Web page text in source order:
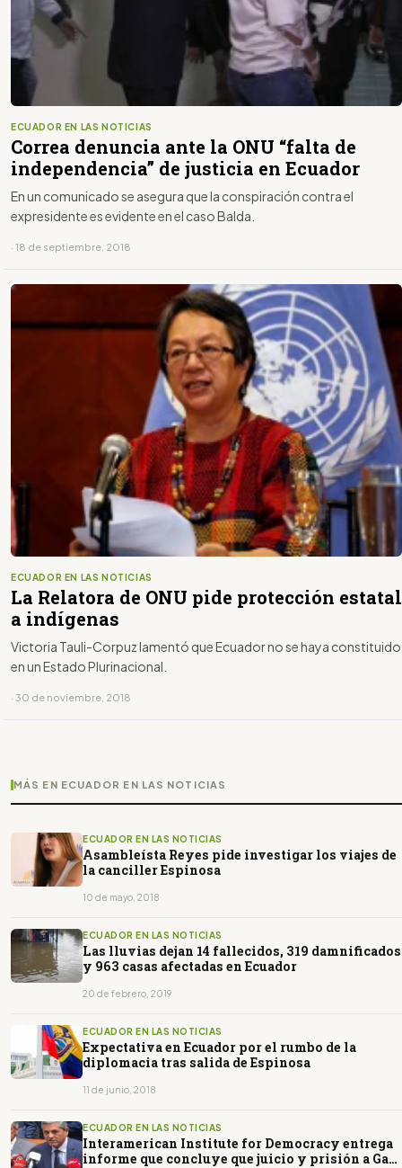
ECUADOR EN LAS NOTICIAS
Correa denuncia ante la ONU “falta de
independencia” de justicia en Ecuador
En un comunicado se asegura que la conspiración contra el
expresidente es evidente en el caso Balda.
· 18 de septiembre, 2018
ECUADOR EN LAS NOTICIAS
La Relatora de ONU pide protección estatal
a indígenas
Victoria Tauli-Corpuz lamentó que Ecuador no se haya constituido
en un Estado Plurinacional.
· 30 de noviembre, 2018
MÁS EN ECUADOR EN LAS NOTICIAS
ECUADOR EN LAS NOTICIAS
Asambleísta Reyes pide investigar los viajes de
la canciller Espinosa
10 de mayo, 2018
ECUADOR EN LAS NOTICIAS
Las lluvias dejan 14 fallecidos, 319 damnificados
y 963 casas afectadas en Ecuador
20 de febrero, 2019
ECUADOR EN LAS NOTICIAS
Expectativa en Ecuador por el rumbo de la
diplomacia tras salida de Espinosa
11 de junio, 2018
ECUADOR EN LAS NOTICIAS
Interamerican Institute for Democracy entrega
informe que concluye que juicio y prisión a Galo